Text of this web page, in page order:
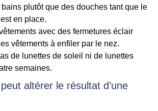
bains plutôt que des douches tant que le
en place.
avec des fermetures éclair
vêtements à enfiler par le nez.
de lunettes de soleil ni de lunettes
semaines.
altérer le résultat d’une